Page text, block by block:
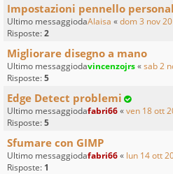
Impostazioni pennello
Ultimo messaggiodaAlaisa «dom 3 nov
Risposte:2
Migliorare disegno a mano
Ultimo messaggiodavincenzojrs«sab 2
Risposte:5
Edge Detect problemi
Ultimo messaggiodafabri66«ven 18 ott
Risposte:5
Sfumare con GIMP
Ultimo messaggiodafabri66« lun 14 ott
Risposte: 1